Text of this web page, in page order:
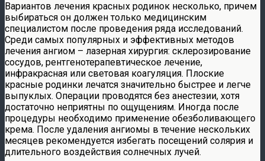
Вариантов лечения красных родинок несколько, причем
выбираться он должен только медицинским
специалистом после проведения ряда исследований.
Среди самых популярных и эффективных методов
лечения ангиом – лазерная хирургия: склерозирование
сосудов, рентгенотерапевтическое лечение,
инфракрасная или световая коагуляция. Плоские
красные родинки лечатся значительно быстрее и легче
выпуклых. Операции проводятся без анестезии, хотя
достаточно неприятны по ощущениям. Иногда после
процедуры необходимо применение обезболивающего
крема. После удаления ангиомы в течение нескольких
месяцев рекомендуется избегать посещений солярия и
длительного воздействия солнечных лучей.